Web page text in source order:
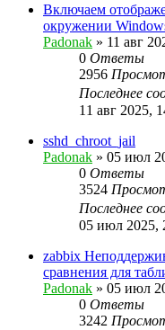
Включаем
окружении
Padonak » 11 авг
0 Ответы
2956
Последнее
11 авг 2025,
sshd_chroot_jail
Padonak » 05 июл
0 Ответы
3524
Последнее
05 июл 2025,
zabbix
сравнения для
Padonak » 05 июл
0 Ответы
3242